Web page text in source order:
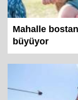
Mahalle
büyüyor